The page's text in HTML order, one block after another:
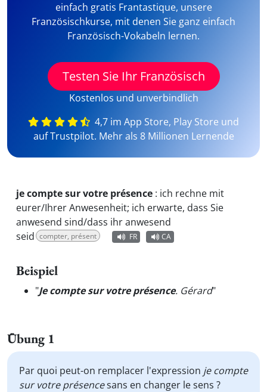
einfach gratis Frantastique, unsere
Französischkurse, mit denen Sie ganz einfach
Französisch-Vokabeln lernen.
Testen Sie Ihr Französisch
Kostenlos und unverbindlich
4,7 im App Store, Play Store und
auf Trustpilot. Mehr als 8 Millionen Lernende
je compte sur votre présence : ich rechne mit
eurer/Ihrer Anwesenheit; ich erwarte, dass Sie
anwesend sind/dass ihr anwesend
seid compter, présent FR CA
Beispiel
"Je compte sur votre présence. Gérard"
Übung 1
Par quoi peut-on remplacer l'expression je compte
sur votre présencesans en changer le sens ?